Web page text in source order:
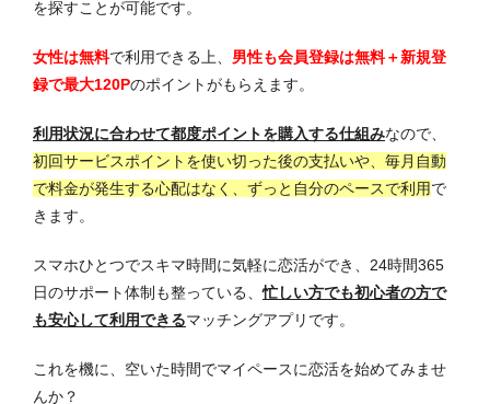
を探すことが可能です。
女性は無料で利用できる上、 男性も会員登録は無料＋新規登
録で最大120Pのポイントがもらえます。
利用状況に合わせて都度ポイントを購入する仕組みなので、
初回サービスポイントを使い切った後の支払いや、毎月自動
で料金が発生する心配はなく、ずっと自分のペースで利用で
きます。
スマホひとつでスキマ時間に気軽に恋活ができ、24時間365
日のサポート体制も整っている、忙しい方でも初心者の方で
も安心して利用できるマッチングアプリです。
これを機に、空いた時間でマイペースに恋活を始めてみませ
んか？